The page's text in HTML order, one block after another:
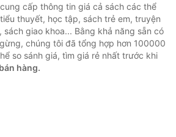
cấp thông tin giá cả sách các thể
thuyết, học tập, sách trẻ em, truyện
giao khoa... Bằng khả năng sẵn có
chúng tôi đã tổng hợp hơn 100000
so sánh giá, tìm giá rẻ nhất trước khi
hàng.